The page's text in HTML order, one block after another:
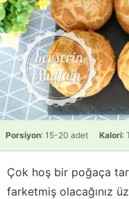
Porsiyon: 15-20 adet Kalori:
Çok hoş bir poğaça
farketmiş olacağınız